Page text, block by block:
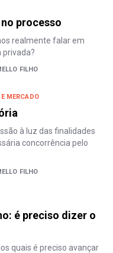
processo
realmente falar em
privada?
FILHO
MERCADO
à luz das finalidades
concorrência pelo
FILHO
é preciso dizer o
quais é preciso avançar